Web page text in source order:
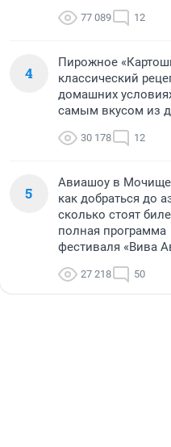
77 089 12
4
Пирожное
классический
домашних
самым вкусом из
30 178 12
5
Авиашоу в
как добраться до
сколько стоят
полная программа
фестиваля «Вива
27 218 50